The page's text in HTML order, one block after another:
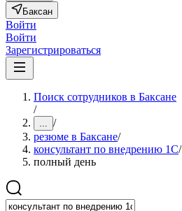
Баксан
Войти
Войти
Зарегистрироваться
Поиск сотрудников в Баксане
/
... /
резюме в Баксане/
консультант по внедрению 1С/
полный день